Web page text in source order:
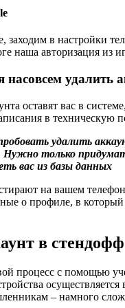
заходим в настройки
наша авторизация из
насовсем удалить
оставят вас в
в техническую
удалить
Нужно только
вас из базы данных
на вашем
о профиле, в
в
процесс с помощью
– намного